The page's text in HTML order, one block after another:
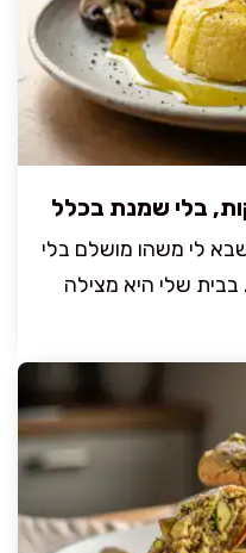
לי משהו מושלם בלי
בבית שלי היא מצילה